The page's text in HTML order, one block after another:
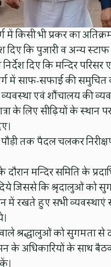
में किसी भी प्रकर का
दिए कि पुजारी व अन्य
निर्देश दिए कि मन्दिर
में साफ-सफाई की समुचित
एवं शौंचालय की
के लिए सीढ़ियों के स्थान
तक पैदल चलकर
दौरान मन्दिर समिति के
जिससे कि श्रृदालुओं को
रखते हुए सभी व्यवस्थाएं
श्रद्धालुओं को सुगमता
के अधिकारियों के साथ